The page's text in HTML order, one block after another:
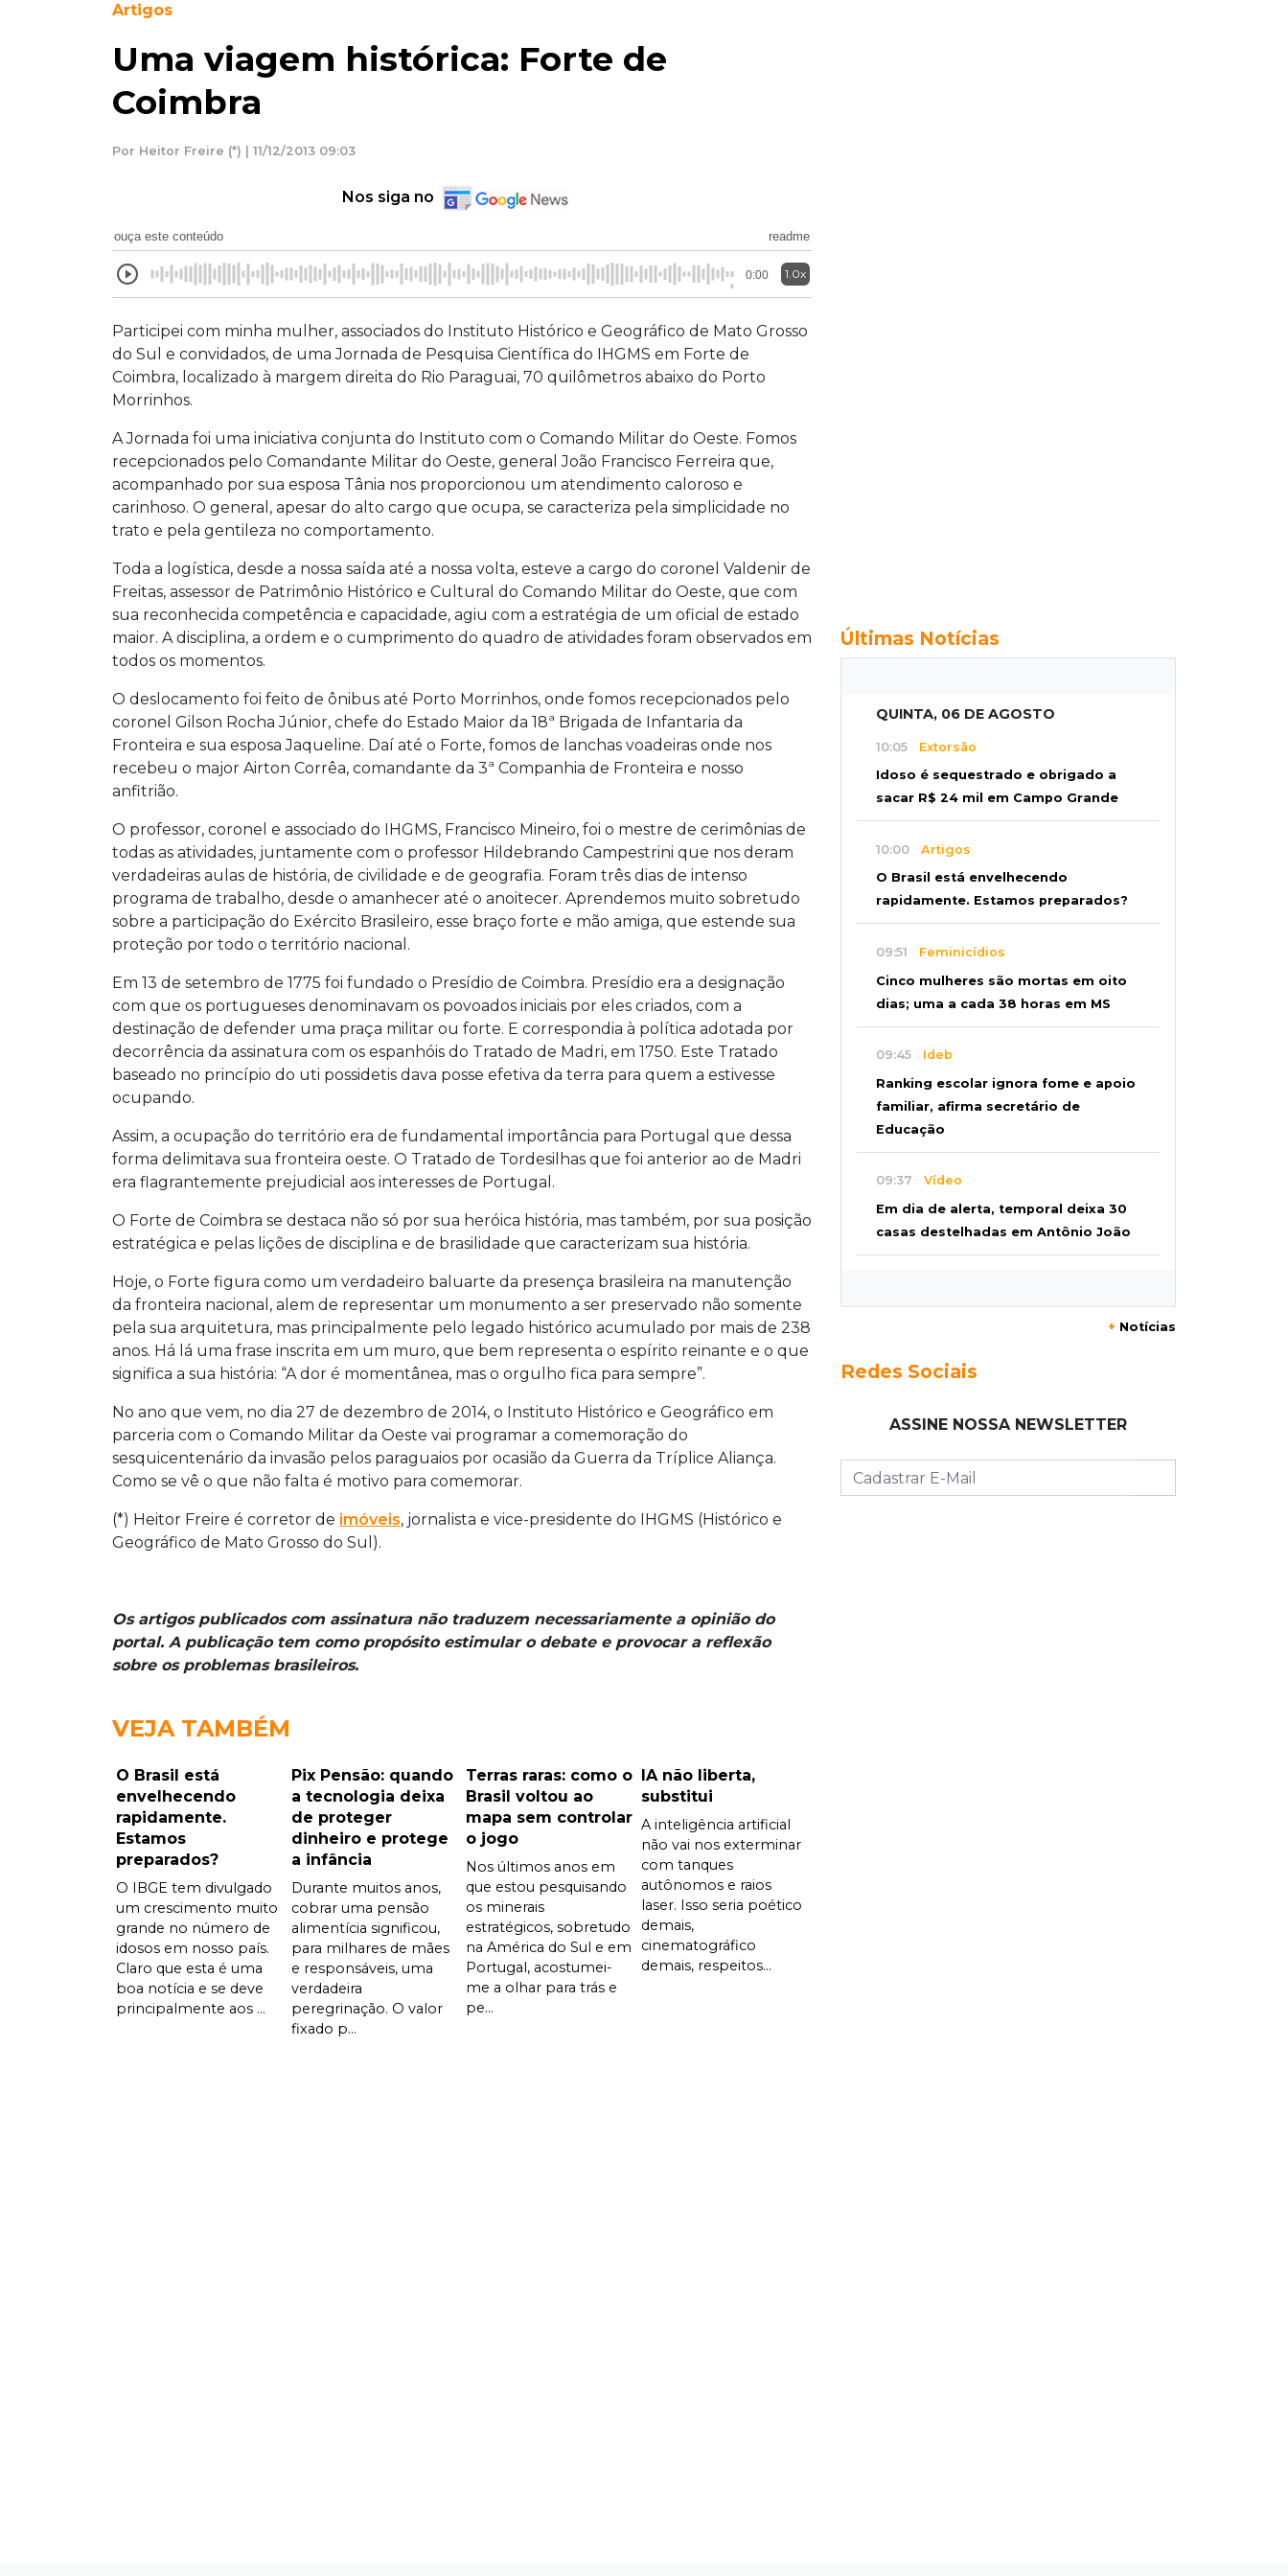
Artigos
Uma viagem histórica: Forte de
Coimbra
Por Heitor Freire (*) | 11/12/2013 09:03
Nos siga no
ouça este conteúdo readme
0:00 1.0x
Participei com minha mulher, associados do Instituto Histórico e Geográfico de Mato Grosso
do Sul e convidados, de uma Jornada de Pesquisa Científica do IHGMS em Forte de
Coimbra, localizado à margem direita do Rio Paraguai, 70 quilômetros abaixo do Porto
Morrinhos.
A Jornada foi uma iniciativa conjunta do Instituto com o Comando Militar do Oeste. Fomos
recepcionados pelo Comandante Militar do Oeste, general João Francisco Ferreira que,
acompanhado por sua esposa Tânia nos proporcionou um atendimento caloroso e
carinhoso. O general, apesar do alto cargo que ocupa, se caracteriza pela simplicidade no
trato e pela gentileza no comportamento.
Toda a logística, desde a nossa saída até a nossa volta, esteve a cargo do coronel Valdenir de
Freitas, assessor de Patrimônio Histórico e Cultural do Comando Militar do Oeste, que com
sua reconhecida competência e capacidade, agiu com a estratégia de um oficial de estado
maior. A disciplina, a ordem e o cumprimento do quadro de atividades foram observados em
todos os momentos.
O deslocamento foi feito de ônibus até Porto Morrinhos, onde fomos recepcionados pelo
coronel Gilson Rocha Júnior, chefe do Estado Maior da 18ª Brigada de Infantaria da
Fronteira e sua esposa Jaqueline. Daí até o Forte, fomos de lanchas voadeiras onde nos
recebeu o major Airton Corrêa, comandante da 3ª Companhia de Fronteira e nosso
anfitrião.
O professor, coronel e associado do IHGMS, Francisco Mineiro, foi o mestre de cerimônias de
todas as atividades, juntamente com o professor Hildebrando Campestrini que nos deram
verdadeiras aulas de história, de civilidade e de geografia. Foram três dias de intenso
programa de trabalho, desde o amanhecer até o anoitecer. Aprendemos muito sobretudo
sobre a participação do Exército Brasileiro, esse braço forte e mão amiga, que estende sua
proteção por todo o território nacional.
Em 13 de setembro de 1775 foi fundado o Presídio de Coimbra. Presídio era a designação
com que os portugueses denominavam os povoados iniciais por eles criados, com a
destinação de defender uma praça militar ou forte. E correspondia à política adotada por
decorrência da assinatura com os espanhóis do Tratado de Madri, em 1750. Este Tratado
baseado no princípio do uti possidetis dava posse efetiva da terra para quem a estivesse
ocupando.
Assim, a ocupação do território era de fundamental importância para Portugal que dessa
forma delimitava sua fronteira oeste. O Tratado de Tordesilhas que foi anterior ao de Madri
era flagrantemente prejudicial aos interesses de Portugal.
O Forte de Coimbra se destaca não só por sua heróica história, mas também, por sua posição
estratégica e pelas lições de disciplina e de brasilidade que caracterizam sua história.
Hoje, o Forte figura como um verdadeiro baluarte da presença brasileira na manutenção
da fronteira nacional, alem de representar um monumento a ser preservado não somente
pela sua arquitetura, mas principalmente pelo legado histórico acumulado por mais de 238
anos. Há lá uma frase inscrita em um muro, que bem representa o espírito reinante e o que
significa a sua história: “A dor é momentânea, mas o orgulho fica para sempre”.
No ano que vem, no dia 27 de dezembro de 2014, o Instituto Histórico e Geográfico em
parceria com o Comando Militar da Oeste vai programar a comemoração do
sesquicentenário da invasão pelos paraguaios por ocasião da Guerra da Tríplice Aliança.
Como se vê o que não falta é motivo para comemorar.
(*) Heitor Freire é corretor de imóveis, jornalista e vice-presidente do IHGMS (Histórico e
Geográfico de Mato Grosso do Sul).
Os artigos publicados com assinatura não traduzem necessariamente a opinião do
portal. A publicação tem como propósito estimular o debate e provocar a reflexão
sobre os problemas brasileiros.
VEJA TAMBÉM
O Brasil está
envelhecendo
rapidamente.
Estamos
preparados?
O IBGE tem divulgado
um crescimento muito
grande no número de
idosos em nosso país.
Claro que esta é uma
boa notícia e se deve
principalmente aos ...
Pix Pensão: quando
a tecnologia deixa
de proteger
dinheiro e protege
a infância
Durante muitos anos,
cobrar uma pensão
alimentícia significou,
para milhares de mães
e responsáveis, uma
verdadeira
peregrinação. O valor
fixado p...
Terras raras: como o
Brasil voltou ao
mapa sem controlar
o jogo
Nos últimos anos em
que estou pesquisando
os minerais
estratégicos, sobretudo
na América do Sul e em
Portugal, acostumei-
me a olhar para trás e
pe...
IA não liberta,
substitui
A inteligência artificial
não vai nos exterminar
com tanques
autônomos e raios
laser. Isso seria poético
demais,
cinematográfico
demais, respeitos...
Últimas Notícias
QUINTA, 06 DE AGOSTO
10:05 Extorsão
Idoso é sequestrado e obrigado a
sacar R$ 24 mil em Campo Grande
10:00 Artigos
O Brasil está envelhecendo
rapidamente. Estamos preparados?
09:51 Feminicídios
Cinco mulheres são mortas em oito
dias; uma a cada 38 horas em MS
09:45 Ideb
Ranking escolar ignora fome e apoio
familiar, afirma secretário de
Educação
09:37 Vídeo
Em dia de alerta, temporal deixa 30
casas destelhadas em Antônio João
Eduardo e Agenor somam 102 anos
sistema do SUS
+ Notícias
Redes Sociais
ASSINE NOSSA NEWSLETTER